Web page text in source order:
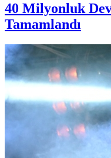
40 Milyonluk
Tamamlandı